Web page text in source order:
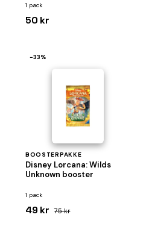
1 pack
50 kr
−33%
BOOSTERPAKKE
Disney Lorcana: Wilds
Unknown booster
1 pack
49 kr 75 kr